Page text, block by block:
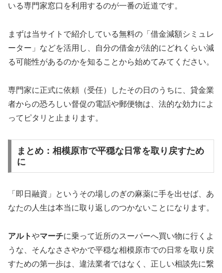
いる専門家窓口を利用するのが一番の近道です。
まずは当サイトで紹介している無料の「借金減額シミュレ
ーター」などを活用し、自分の借金が法的にどれくらい減
る可能性があるのかを知ることから始めてみてください。
専門家に正式に依頼（受任）したその日のうちに、貸金業
者からの恐ろしい督促の電話や郵便物は、法的な効力によ
ってピタリと止まります。
まとめ：相模原市で平穏な日常を取り戻すため
に
「即日融資」というその場しのぎの麻薬に手を出せば、あ
なたの人生は本当に取り返しのつかないことになります。
アルトやマーチに乗って近所のスーパーへ買い物に行くよ
うな、そんなささやかで平穏な相模原市での日常を取り戻
すための第一歩は、違法業者ではなく、正しい相談先に繋